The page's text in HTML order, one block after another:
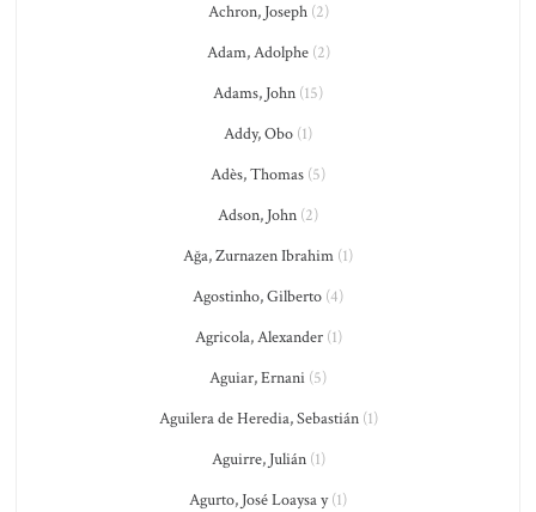
Achron, Joseph(2)
Adam, Adolphe(2)
Adams, John (15)
Addy, Obo (1)
Adès, Thomas (5)
Adson, John (2)
Ağa, Zurnazen Ibrahim (1)
Agostinho, Gilberto (4)
Agricola, Alexander(1)
Aguiar, Ernani (5)
Aguilera de Heredia, Sebastián(1)
Aguirre, Julián(1)
Agurto, José Loaysa y(1)